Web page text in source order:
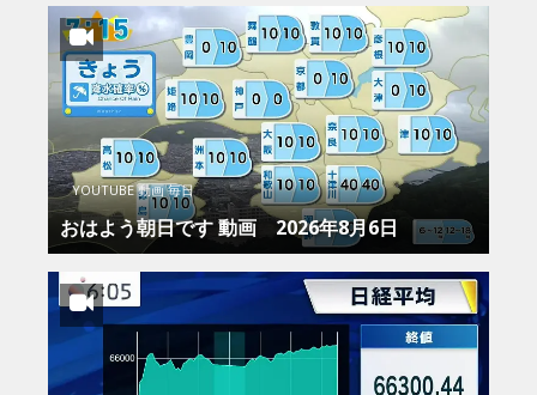
YOUTUBE 動画 毎日
おはよう朝日です 動画 2026年8月6日